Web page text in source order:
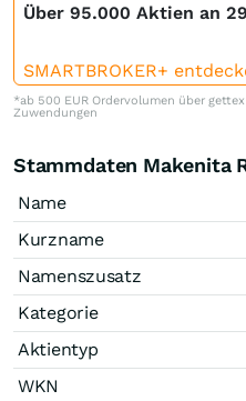
Über 95.000 Aktien an
SMARTBROKER+
*ab 500 EUR Ordervolumen über
Zuwendungen
Stammdaten Makenita
Name
Kurzname
Namenszusatz
Kategorie
Aktientyp
WKN